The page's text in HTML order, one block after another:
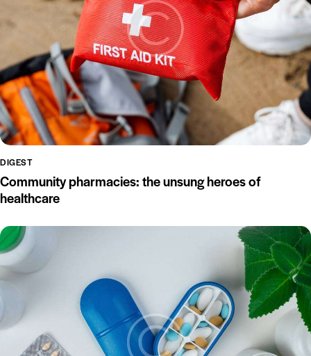
DIGEST
Community pharmacies: the unsung heroes of
healthcare